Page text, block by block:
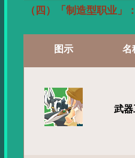
（四）「制造型职业」
图示 名
武器